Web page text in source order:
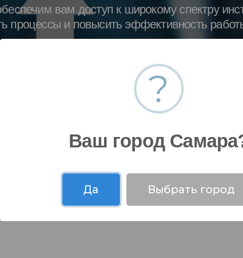
вам доступ к широкому спектру
процессы и повысить эффективность
подробнее
?
Ваш город
Да Выбрать город